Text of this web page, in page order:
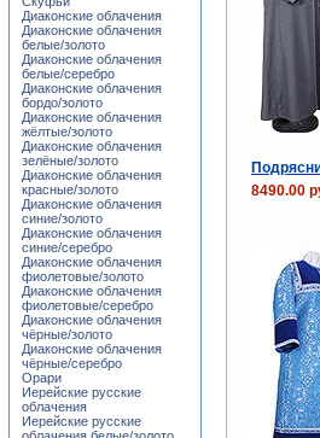
8490.00
Диаконские облачения
Диаконские облачения
белые/золото
Диаконские облачения
белые/серебро
Диаконские облачения
бордо/золото
Диаконские облачения
жёлтые/золото
Диаконские облачения
зелёные/золото
Диаконские облачения
красные/золото
Диаконские облачения
синие/золото
Диаконские облачения
синие/серебро
Диаконские облачения
фиолетовые/золото
Диаконские облачения
фиолетовые/серебро
Диаконские облачения
чёрные/золото
Диаконские облачения
чёрные/серебро
Орари
Иерейские русские
облачения
Иерейские русские